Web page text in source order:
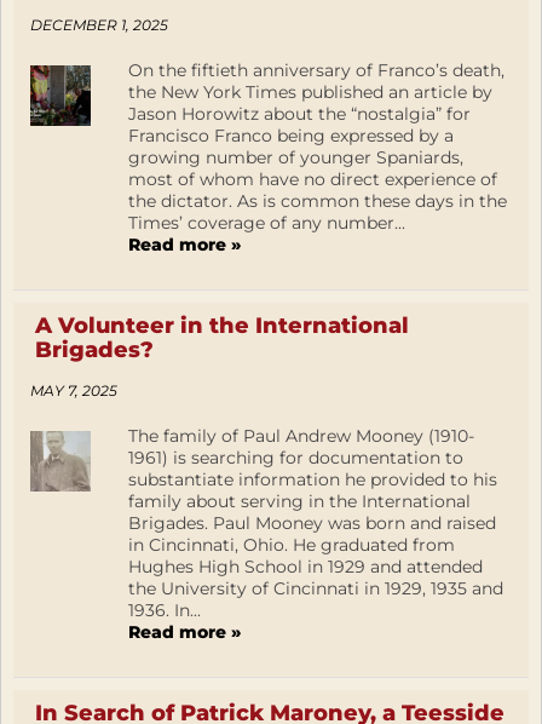
DECEMBER 1, 2025
On the fiftieth anniversary of Franco’s death,
the New York Times published an article by
Jason Horowitz about the “nostalgia” for
Francisco Franco being expressed by a
growing number of younger Spaniards,
most of whom have no direct experience of
the dictator. As is common these days in the
Times’ coverage of any number...
Read more »
A Volunteer in the International
Brigades?
MAY 7, 2025
The family of Paul Andrew Mooney (1910-
1961) is searching for documentation to
substantiate information he provided to his
family about serving in the International
Brigades. Paul Mooney was born and raised
in Cincinnati, Ohio. He graduated from
Hughes High School in 1929 and attended
the University of Cincinnati in 1929, 1935 and
1936. In...
Read more »
In Search of Patrick Maroney, a Teesside